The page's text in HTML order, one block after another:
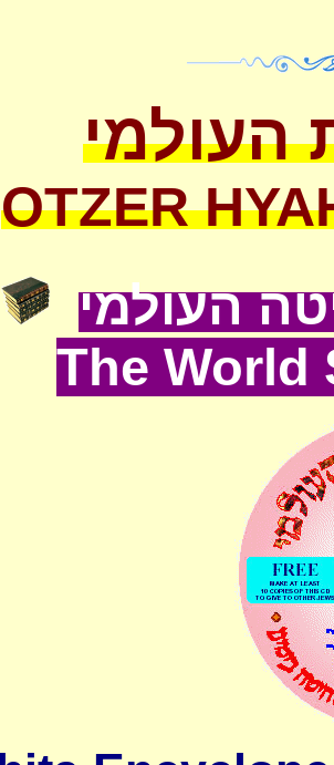
העולמי
OTZER
העולמי
The World